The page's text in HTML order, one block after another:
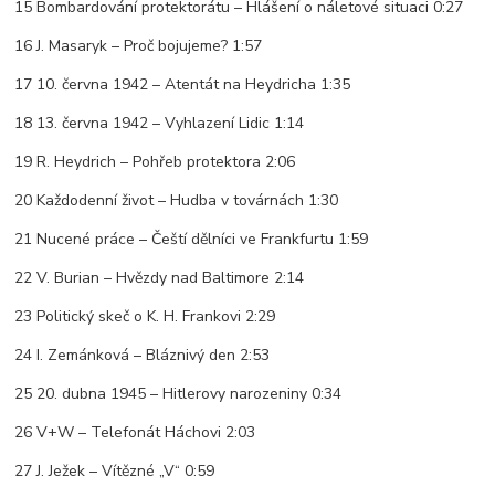
15 Bombardování protektorátu – Hlášení o náletové situaci 0:27
16 J. Masaryk – Proč bojujeme? 1:57
17 10. června 1942 – Atentát na Heydricha 1:35
18 13. června 1942 – Vyhlazení Lidic 1:14
19 R. Heydrich – Pohřeb protektora 2:06
20 Každodenní život – Hudba v továrnách 1:30
21 Nucené práce – Čeští dělníci ve Frankfurtu 1:59
22 V. Burian – Hvězdy nad Baltimore 2:14
23 Politický skeč o K. H. Frankovi 2:29
24 I. Zemánková – Bláznivý den 2:53
25 20. dubna 1945 – Hitlerovy narozeniny 0:34
26 V+W – Telefonát Háchovi 2:03
27 J. Ježek – Vítězné „V“ 0:59